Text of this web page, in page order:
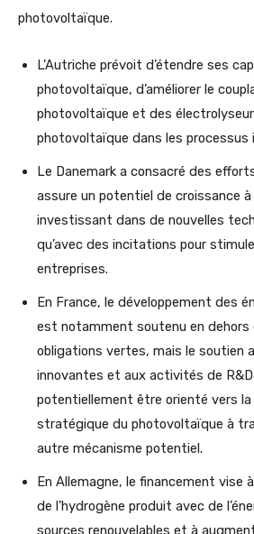
photovoltaïque.
L’Autriche prévoit d’étendre ses
photovoltaïque, d’améliorer le
photovoltaïque et des
photovoltaïque dans les processus
Le Danemark a consacré des
assure un potentiel de croissance
investissant dans de nouvelles
qu’avec des incitations pour
entreprises.
En France, le développement des
est notamment soutenu en dehors
obligations vertes, mais le soutien
innovantes et aux activités de
potentiellement être orienté vers la
stratégique du photovoltaïque à
autre mécanisme potentiel.
En Allemagne, le financement vise
de l’hydrogène produit avec de
sources renouvelables et à